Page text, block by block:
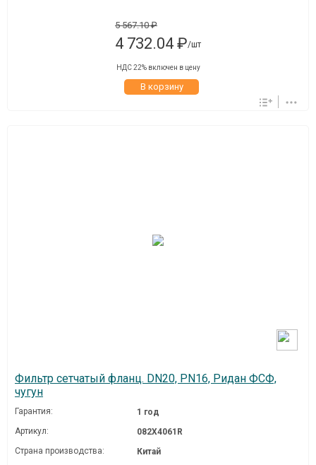
5 567.10 ₽
4 732.04 ₽/шт
НДС 22% включен в цену
В корзину
Фильтр сетчатый фланц. DN20, PN16, Ридан ФСФ,
чугун
Гарантия:
1 год
Артикул:
082X4061R
Страна производства:
Китай